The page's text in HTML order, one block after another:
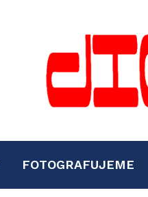
FOTOGRAFUJEME